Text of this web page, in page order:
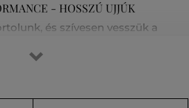
- HOSSZÚ UJJÚK
és szívesen vesszük a
Tisztában vagyunk vele, hogy az
és nem elégszünk meg a